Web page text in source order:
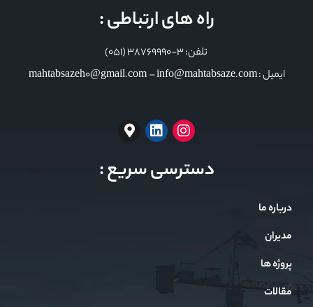
راه های ارتباطی :
تلفن: 3-38769990 (051)
ایمیل : mahtabsazeh0@gmail.com – info@mahtabsaze.com
دسترسی سریع :
درباره ما
مدیران
پروژه ها
مقالات